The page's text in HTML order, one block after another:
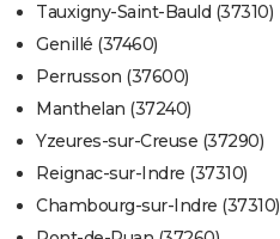
Tauxigny-Saint-Bauld (37310)
Genillé (37460)
Perrusson (37600)
Manthelan (37240)
Yzeures-sur-Creuse (37290)
Reignac-sur-Indre (37310)
Chambourg-sur-Indre (37310)